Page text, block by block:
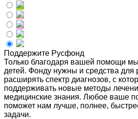
Поддержите Русфонд
Только благодаря вашей помощи
детей. Фонду нужны и средства для
расширять спектр диагнозов, с
поддерживать новые методы
медицинские знания. Любое ваше
поможет нам лучше, полнее,
задачи.